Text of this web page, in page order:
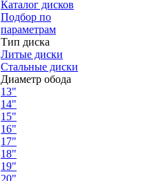
Каталог дисков
Подбор по
параметрам
Тип диска
Литые диски
Стальные диски
Диаметр обода
13"
14"
15"
16"
17"
18"
19"
20"